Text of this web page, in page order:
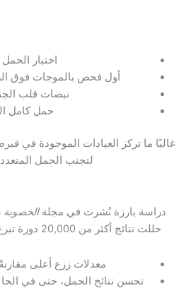
اختبار
أول فحص بالموجات فوق
نبضات قلب
حمل كامل
غالبًا ما تركز العيادات الموجودة في
لتجنب الحمل
دراسة بارزة نُشرت في مجلةالخصوبة
حللت نتائج أكثر من 20,000 دورة تبرع بالبويضات ووجدت ما يلي:
معدلات زرع أعلى
تحسن نتائج الحمل، حتى في